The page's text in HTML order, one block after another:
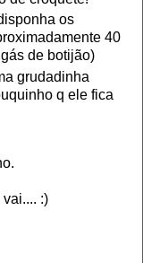
os
40
de botijão)
grudadinha
q ele fica
:)